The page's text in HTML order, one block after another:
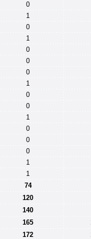
0
1
0
1
0
0
0
1
0
0
1
0
0
0
1
1
74
120
140
165
172